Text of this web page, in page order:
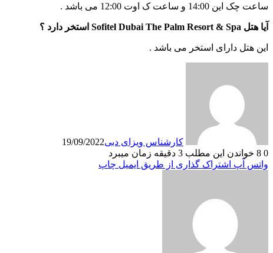
ساعت چک این 14:00 و ساعت ک اوت 12:00 می باشد .
آیا هتل Sofitel Dubai The Palm Resort & Spa استخر دارد ؟
این هتل دارای استخر می باشد .
کارشناس ویزای دبی19/09/2022
0
خواندن این مطلب 3 دقیقه زمان میبرد
واتس آپ اشتراک گذاری از طریق ایمیل چاپ